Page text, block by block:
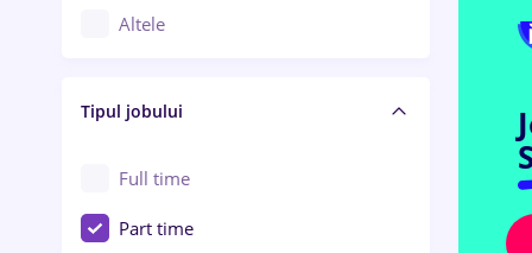
Arad
Baia Mare
Altele
Asigurări
Au pair / Babysitter / Curățenie
Audit / Consultanță
Tipul jobului
Full time
Part time